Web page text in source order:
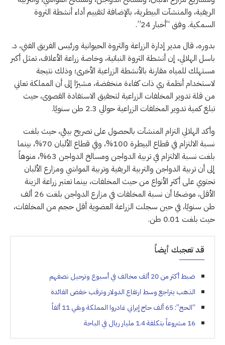
الريفية، والمنشآت البيطرية، بالإضافة لتقييم أداء أنشطة الثروة
السمكية. وفق “أخبار 24”.
بدوره، قال مدير إدارة الزراعة والثروة الحيوانية ورئيس الفريق الفني، د.
باسل الهلالي، إن أنشطة الثروة النباتية، وخاصة زراعة الأعلاف، تمثل أكبر
مستهلك للمياه مقارنة بالأنشطة الزراعية الأخرى؛ وذلك نتيجة
لاستخدام أنظمة ري ذات كفاءة منخفضة، مشيرًا إلى أن المملكة تعاني
من قلة تدوير المخلفات الزراعية لتحقيق الاستفادة القصوى، حيث
تبلغ كمية تدوير المخلفات الزراعية حوالي 2.3 طن سنويًا.
وأكد الهلالي التزام المنشآت بالحصول على تصريح بيئي، حيث بلغت
نسبة الالتزام في قطاع البيطرة 100%، وفي قطاع الألبان 70%، بينما
بلغت نسبة الالتزام في تربية الدواجن ومسالخ الدواجن 63%، منوهاً
إلى أن تربية الدواجن والتربية الريفية وتربية المواشي ومزارع الألبان
تحتوي على أكثر الأنواع من حيث المخلفات، بينما تعتبر زراعة الزينة
الأقل، موضحًا أن نسبة المخلفات في مزارع الدواجن بلغت 26 ألف
طن سنويًا، في حين سجلت الزراعة العضوية أقل حجم من المخلفات،
حيث بلغت 0.01 طن.
قد تعجبك أيضاً
ضبط أكثر من 20 ألف مخالف في أسبوع وترحيل نصفهم
الذهب يتراجع وسط ارتفاع الدولار وترقب خفض الفائدة
“الحج”: 65 ألف حاج إيراني غادروا المملكة وبقي 11 ألفاً
16 مشروعاً بتكلفة 1.4 مليار ريال في الباحة